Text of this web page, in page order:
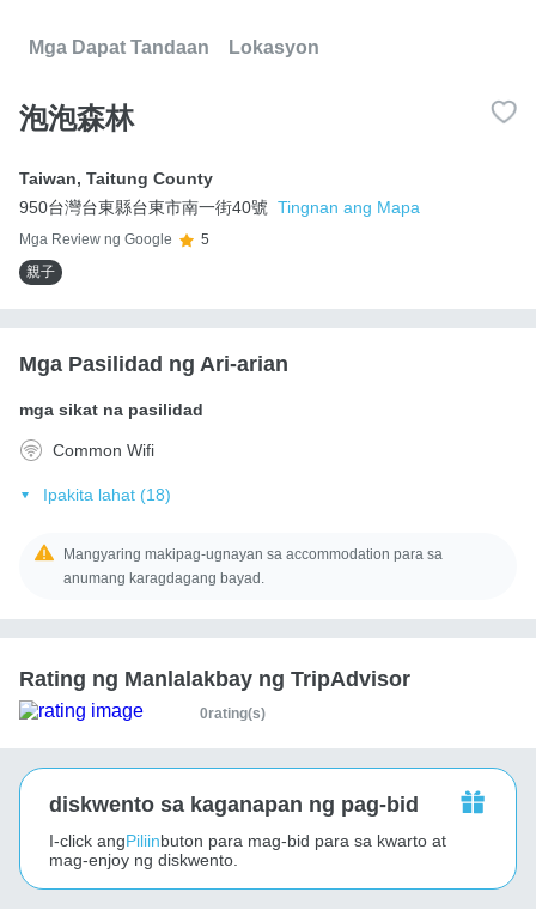
Mga Dapat Tandaan Lokasyon
泡泡森林
Taiwan, Taitung County
950台灣台東縣台東市南一街40號 Tingnan ang Mapa
Mga Review ng Google
5
親子
Mga Pasilidad ng Ari-arian
mga sikat na pasilidad
Common Wifi
Ipakita lahat (18)
Mangyaring makipag-ugnayan sa accommodation para sa
anumang karagdagang bayad.
Rating ng Manlalakbay ng TripAdvisor
0rating(s)
diskwento sa kaganapan ng pag-bid
I-click angPiliinbuton para mag-bid para sa kwarto at
mag-enjoy ng diskwento.